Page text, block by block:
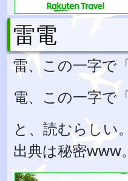
雷電
雷、この一字で
電、この一字で
と、読むらしい。
出典は秘密www。